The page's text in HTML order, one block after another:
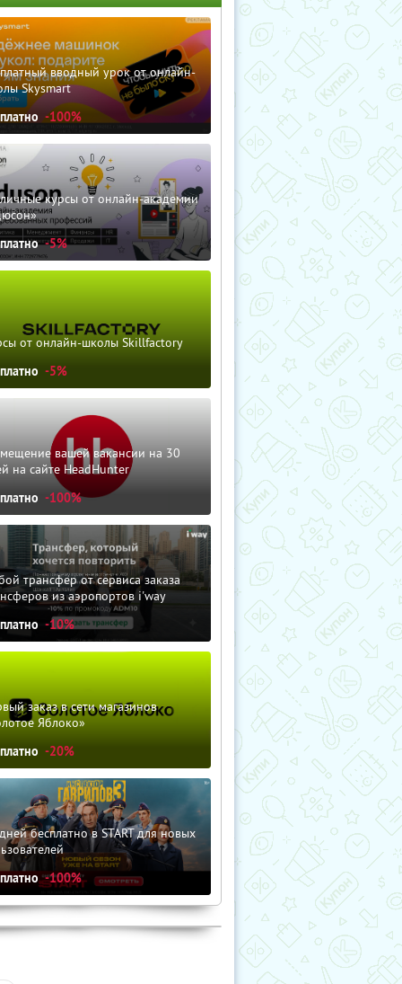
вводный урок от онлайн-
Skysmart
-100%
курсы от онлайн-академии
-5%
от онлайн-школы Skillfactory
-5%
вашей вакансии на 30
на сайте HeadHunter
-100%
трансфер от сервиса заказа
из аэропортов i'way
-10%
заказ в сети магазинов
Яблоко»
-20%
бесплатно в START для новых
-100%